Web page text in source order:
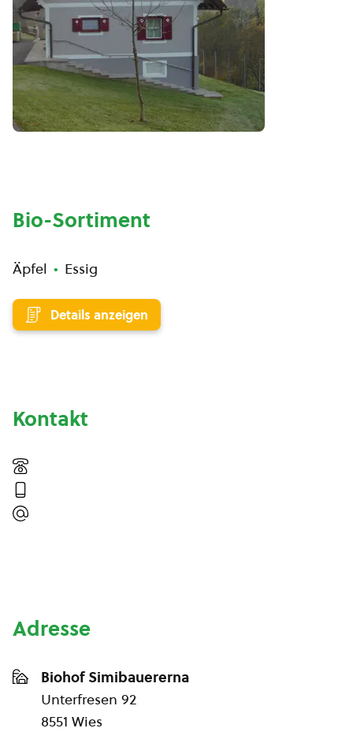
Bio-Sortiment
Äpfel Essig
Details anzeigen
Kontakt
Adresse
Biohof Simibauererna
Unterfresen 92
8551 Wies